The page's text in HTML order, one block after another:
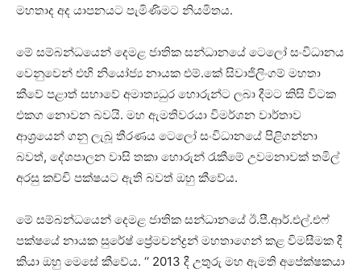
මහතාද අද යාපනයට පැමිණිමට නියමිතය.
මේ සම්බන්ධයෙන් දෙමළ ජාතික සන්ධානයේ ටෙලෝ සංවිධානය
වෙනුවෙන් එහි නියෝජ්‍ය නායක එම්.කේ සිවාජිලිංගම් මහතා
කීවේ පළාත් සභාවේ අමාත්‍යධුර හොරුන්ට ලබා දීමට කිසි විටක
එකග නොවන බවයි. මහ ඇමතිවරයා විමර්ශන වාර්තාව
ආශ්‍රයෙන් ගනු ලැබූ තීරණය ටෙලෝ සංවිධානයේ පිළිගන්නා
බවත්, දේශපාලන වාසි තකා හොරුන් රැකීමේ උවමනාවක් තමිල්
අරසු කච්චි පක්ෂයට ඇති බවත් ඔහු කීවේය.
මේ සම්බන්ධයෙන් දෙමළ ජාතික සන්ධානයේ ඊ.පී.ආර්.එල්.එෆ්
පක්ෂයේ නායක සුරේෂ් ප්‍රේමචන්ද්‍රන් මහතාගෙන් කළ විමසීමක දී
කියා ඔහු මෙසේ කීවේය. ‘‘ 2013 දී උතුරු මහ ඇමති අපේක්ෂකයා